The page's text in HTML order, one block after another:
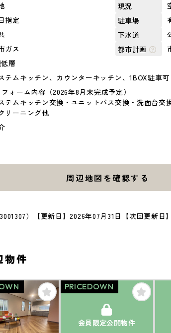
現況
指定 駐車場
下水道
ガス 都市計画
層
テムキッチン、カウンターキッチン、1BOX駐車可
フォーム内容（2026年8月末完成予定）
テムキッチン交換・ユニットバス交換・洗面台交
リーニング他
周辺地図を確認する
） 【更新日】2026年07月31日 【次回更新日
物件
会員限定公開物件
PRICEDOWN